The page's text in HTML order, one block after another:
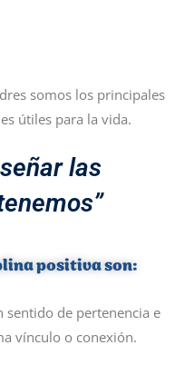
somos los principales
útiles para la vida.
las
positiva son:
sentido de pertenencia e
vínculo o conexión.